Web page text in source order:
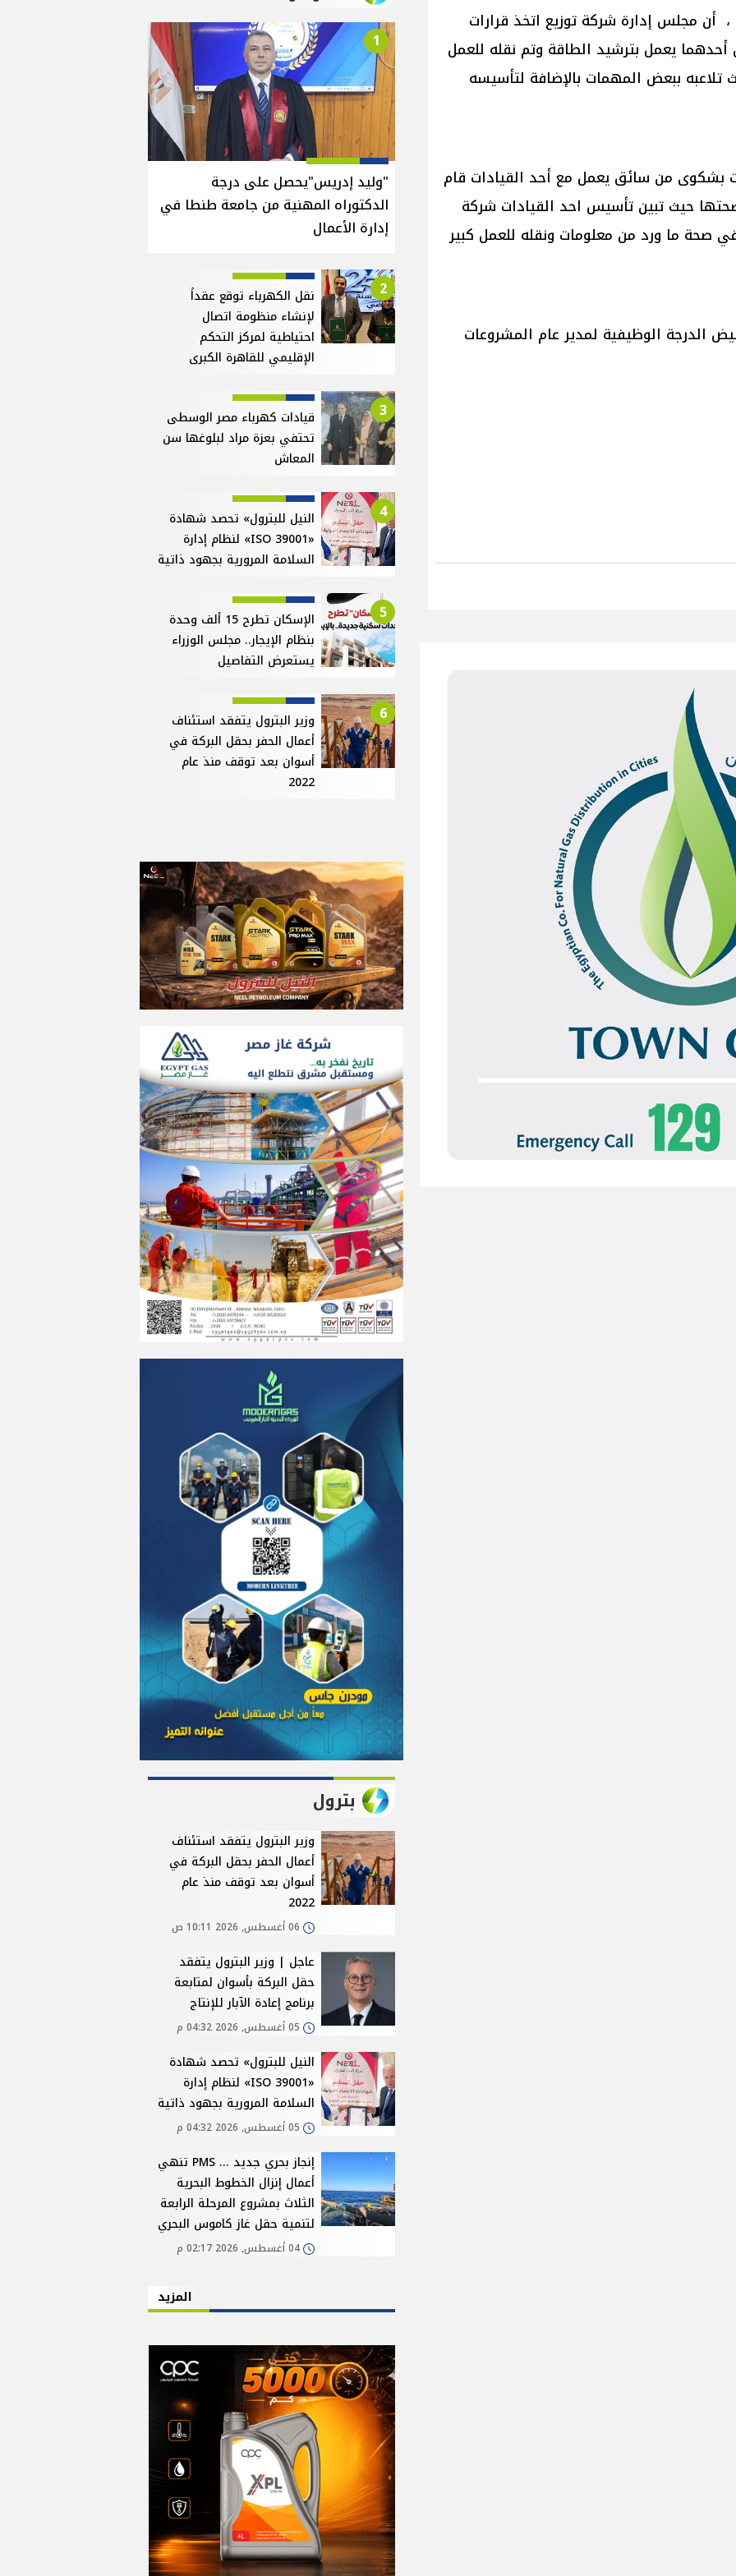
أن مجلس إدارة شركة توزيع اتخذ قرارات
أحدهما يعمل بترشيد الطاقة وتم نقله للعمل
تلاعبه ببعض المهمات بالإضافة لتأسيسه
بشكوى من سائق يعمل مع أحد القيادات قام
حيث تبين تأسيس احد القيادات شركة
صحة ما ورد من معلومات ونقله للعمل كبير
الدرجة الوظيفية لمدير عام المشروعات
1
"وليد إدريس"يحصل على درجة
الدكتوراه المهنية من جامعة طنطا في
إدارة الأعمال
2
نقل الكهرباء توقع عقداً
لإنشاء منظومة اتصال
احتياطية لمركز التحكم
الإقليمي للقاهرة الكبرى
3
قيادات كهرباء مصر الوسطى
تحتفي بعزة مراد لبلوغها سن
المعاش
4
النيل للبترول» تحصد شهادة
«ISO 39001» لنظام إدارة
السلامة المرورية بجهود ذاتية
5
الإسكان تطرح 15 ألف وحدة
بنظام الإيجار.. مجلس الوزراء
يستعرض التفاصيل
6
وزير البترول يتفقد استئناف
أعمال الحفر بحقل البركة في
أسوان بعد توقف منذ عام
2022
بترول
وزير البترول يتفقد استئناف
أعمال الحفر بحقل البركة في
أسوان بعد توقف منذ عام
2022
06 أغسطس, 2026 10:11 ص
عاجل | وزير البترول يتفقد
حقل البركة بأسوان لمتابعة
برنامج إعادة الآبار للإنتاج
05 أغسطس, 2026 04:32 م
النيل للبترول» تحصد شهادة
«ISO 39001» لنظام إدارة
السلامة المرورية بجهود ذاتية
05 أغسطس, 2026 04:32 م
إنجاز بحري جديد ... PMS تنهي
أعمال إنزال الخطوط البحرية
الثلاث بمشروع المرحلة الرابعة
لتنمية حقل غاز كاموس البحري
04 أغسطس, 2026 02:17 م
المزيد